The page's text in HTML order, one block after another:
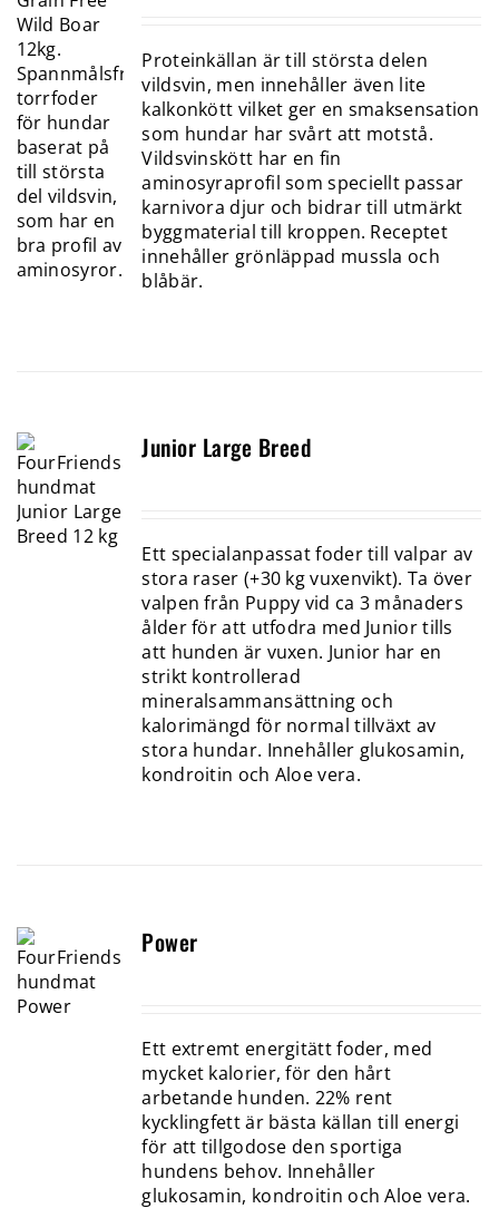
Proteinkällan är till största delen
vildsvin, men innehåller även lite
kalkonkött vilket ger en smaksensation
som hundar har svårt att motstå.
Vildsvinskött har en fin
aminosyraprofil som speciellt passar
karnivora djur och bidrar till utmärkt
byggmaterial till kroppen. Receptet
innehåller grönläppad mussla och
blåbär.
Junior Large Breed
Ett specialanpassat foder till valpar av
stora raser (+30 kg vuxenvikt). Ta över
valpen från Puppy vid ca 3 månaders
ålder för att utfodra med Junior tills
att hunden är vuxen. Junior har en
strikt kontrollerad
mineralsammansättning och
kalorimängd för normal tillväxt av
stora hundar. Innehåller glukosamin,
kondroitin och Aloe vera.
Power
Ett extremt energitätt foder, med
mycket kalorier, för den hårt
arbetande hunden. 22% rent
kycklingfett är bästa källan till energi
för att tillgodose den sportiga
hundens behov. Innehåller
glukosamin, kondroitin och Aloe vera.